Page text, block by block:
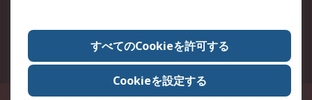
全世界のRS
RSの歴史
ESGへの取り組み（英語）
認証について
〒240-0005 神奈川県横浜市保土ヶ谷区神戸町134番地 横浜ビジネスパーク ウ
すべてのCookieを許可する
Cookieを設定する